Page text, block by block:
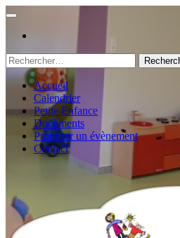
Rechercher :
Accueil
Calendrier
Petite Enfance
Documents
Proposer un évènement
Contact